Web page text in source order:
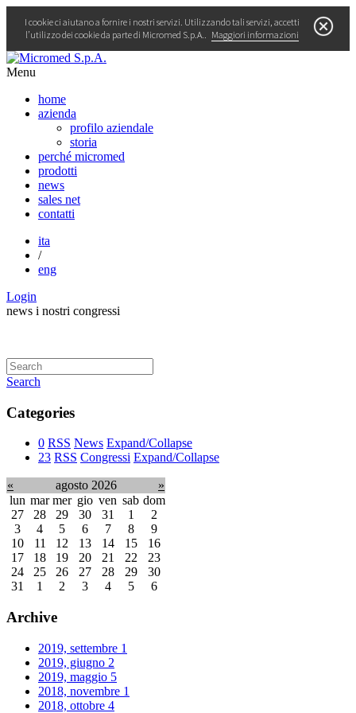
I cookie ci aiutano a fornire i nostri servizi. Utilizzando tali servizi, accetti
l’utilizzo dei cookie da parte di Micromed S.p.A.. Maggiori informazioni
Menu
home
azienda
profilo aziendale
storia
perché micromed
prodotti
news
sales net
contatti
ita
/
eng
Login
news i nostri congressi
Search
Categories
0 RSS News Expand/Collapse
23 RSS Congressi Expand/Collapse
« agosto 2026
»
lun mar mer gio ven sab dom
27
28 29 30 31 1
2
3
4 5 6 7 8
9
10
11 12 13 14 15
16
17
18 19 20 21 22
23
24
25 26 27 28 29
30
31
1 2 3 4 5 6
Archive
2019, settembre 1
2019, giugno 2
2019, maggio 5
2018, novembre 1
2018, ottobre 4